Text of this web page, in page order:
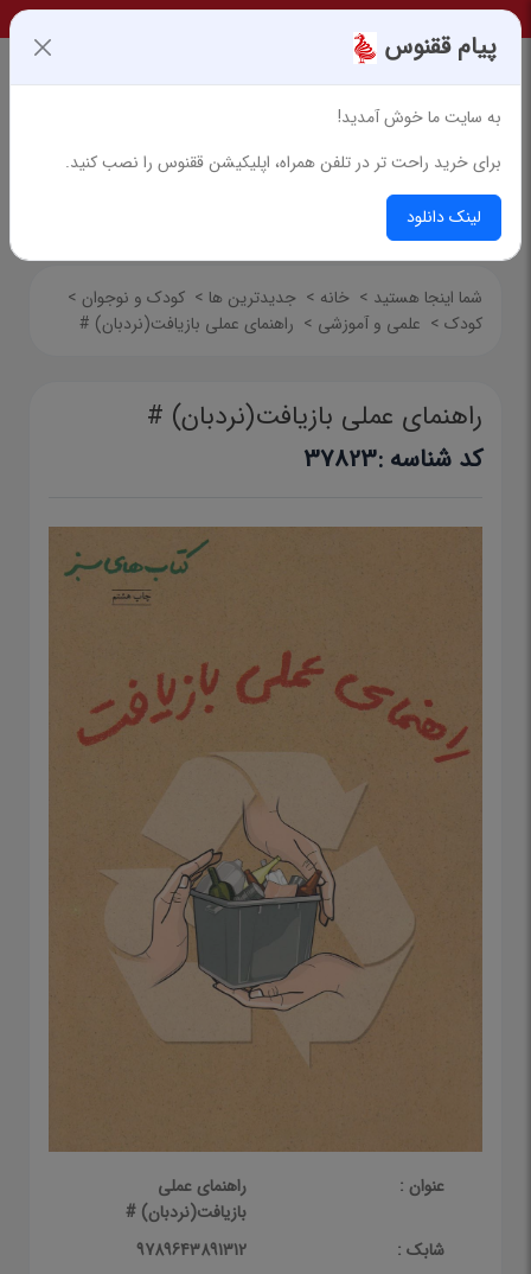
شما اینجا هستید > خانه > جدیدترین ها > کودک و نوجوان >
کودک > علمی و آموزشی > راهنمای‌ عملی‌ بازیافت(نردبان) #
راهنمای‌ عملی‌ بازیافت(نردبان) #
کد شناسه :37823
عنوان :
راهنمای‌ عملی‌
بازیافت(نردبان) #
شابک :
9789643891312
پیام ققنوس
به سایت ما خوش آمدید!
برای خرید راحت تر در تلفن همراه، اپلیکیشن ققنوس را نصب کنید.
لینک دانلود